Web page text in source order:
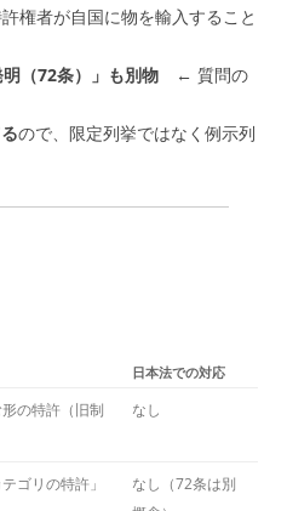
権者が自国に物を輸入すること
明（72条）」も別物 ← 質問の
ので、限定列挙ではなく例示列
日本法での対応
の特許（旧制
なし
ゴリの特許」
なし（72条は別